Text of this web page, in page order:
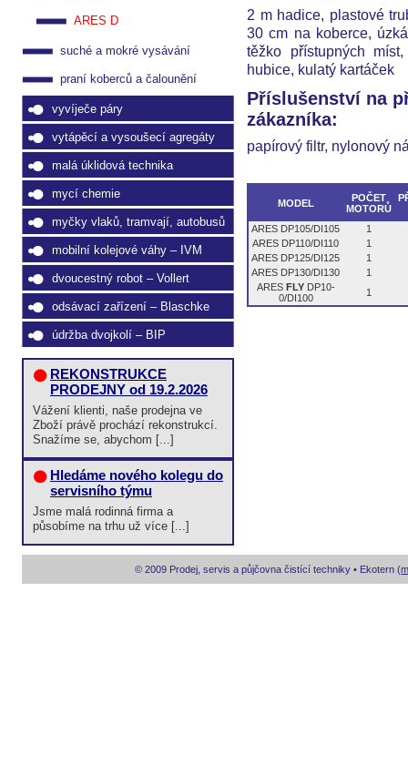
2 m hadice, plastové
30 cm na koberce,
těžko přístupných
hubice, kulatý kartáček
Příslušenství na
zákazníka:
papírový filtr, nylonový
MODEL
POČET
MOTORŮ
ARES DP105/DI105 1
ARES DP110/DI110
1
ARES DP125/DI125
1
ARES DP130/DI130
1
ARES FLY DP10­
0/DI100
1
ARES D
suché a mokré vysávání
praní koberců a čalounění
vyvíječe páry
vytápěcí a vysoušecí agregáty
malá úklidová technika
mycí chemie
myčky vlaků, tramvají, autobusů
mobilní kolejové váhy – IVM
dvoucestný robot – Vollert
odsávací zařízení – Blaschke
údržba dvojkolí – BIP
REKONSTRUKCE
PRODEJNY od 19.2.2026
Vážení klienti, naše prodejna ve
Zboží právě prochází rekonstrukcí.
Snažíme se, abychom [...]
Hledáme nového kolegu do
servisního týmu
Jsme malá rodinná firma a
působíme na trhu už více [...]
© 2009 Prodej, servis a půjčovna čistící techniky • Ekotern (